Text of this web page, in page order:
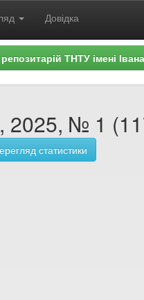
Довідка
ТНТУ імені
2025, № 1
статистики